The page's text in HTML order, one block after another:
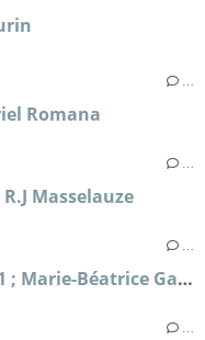
Romana
Masselauze
La falaise de la Repentie, tome 1 ; Marie-Béatrice Gauvin